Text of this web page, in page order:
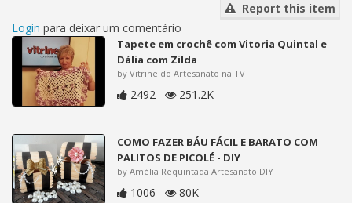
Report this item
Login para deixar um comentário
Tapete em crochê com Vitoria Quintal e
Dália com Zilda
by Vitrine do Artesanato na TV
2492 251.2K
COMO FAZER BÁU FÁCIL E BARATO COM
PALITOS DE PICOLÉ - DIY
by Amélia Requintada Artesanato DIY
1006 80K